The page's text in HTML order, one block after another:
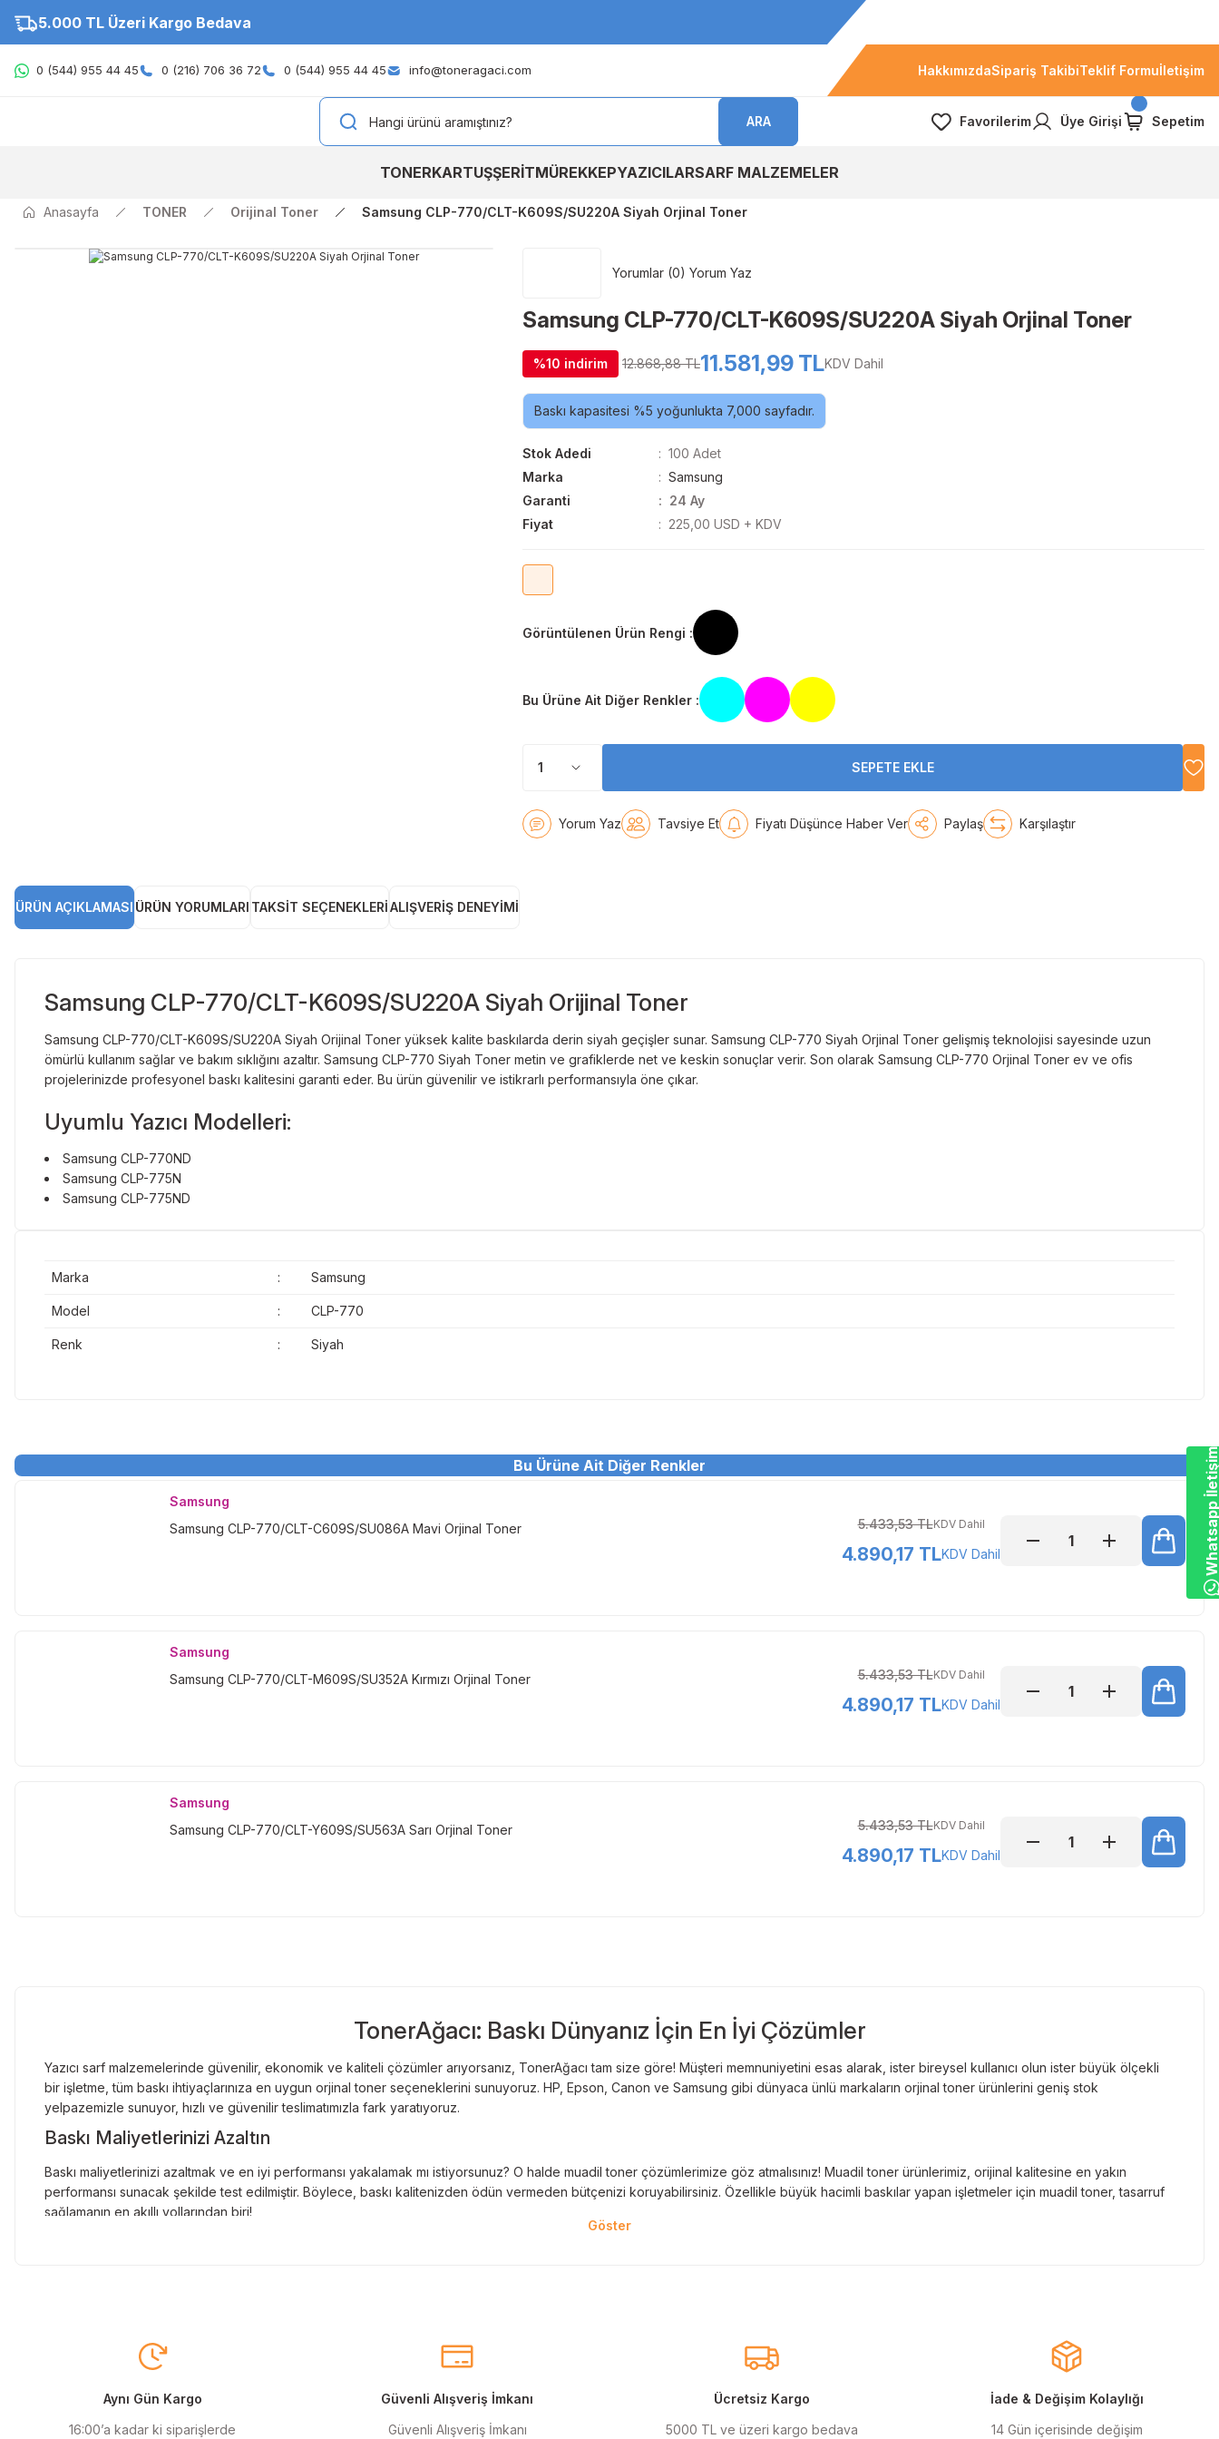
5.000 TL Üzeri Kargo Bedava
0 (544) 955 44 45 0 (216) 706 36 72 0 (544) 955 44 45 info@toneragaci.com HakkımızdaSipariş TakibiTeklif Formuİletişim
ARA Favorilerim Üye Girişi Sepetim
TONERKARTUŞŞERİTMÜREKKEPYAZICILARSARF MALZEMELER
Anasayfa TONER Orijinal Toner Samsung CLP-770/CLT-K609S/SU220A Siyah Orjinal Toner
Yorumlar (0) Yorum Yaz
Samsung CLP-770/CLT-K609S/SU220A Siyah Orjinal Toner
%10 indirim 12.868,88 TL11.581,99 TLKDV Dahil
Baskı kapasitesi %5 yoğunlukta 7,000 sayfadır.
Stok Adedi
100 Adet
Marka
Samsung
Garanti
24 Ay
Fiyat
225,00 USD + KDV
Görüntülenen Ürün Rengi :
Bu Ürüne Ait Diğer Renkler :
SEPETE EKLE
Yorum Yaz Tavsiye Et Fiyatı Düşünce Haber Ver Paylaş Karşılaştır
ÜRÜN AÇIKLAMASI ÜRÜN YORUMLARI TAKSIT SEÇENEKLERIALIŞVERIŞ DENEYIMI
Samsung CLP-770/CLT-K609S/SU220A Siyah Orijinal Toner
Samsung CLP-770/CLT-K609S/SU220A Siyah Orijinal Toner yüksek kalite baskılarda derin siyah geçişler sunar. Samsung CLP-770 Siyah Orjinal Toner gelişmiş teknolojisi sayesinde uzun
ömürlü kullanım sağlar ve bakım sıklığını azaltır. Samsung CLP-770 Siyah Toner metin ve grafiklerde net ve keskin sonuçlar verir. Son olarak Samsung CLP-770 Orjinal Toner ev ve ofis
projelerinizde profesyonel baskı kalitesini garanti eder. Bu ürün güvenilir ve istikrarlı performansıyla öne çıkar.
Uyumlu Yazıcı Modelleri:
Samsung CLP-770ND
Samsung CLP-775N
Samsung CLP-775ND
Marka : Samsung
Model : CLP-770
Renk : Siyah
Bu ürüne ilk yorumu siz yapın!
Sitemize ilk yorumu siz yapın!
Bu Ürüne Ait Diğer Renkler
Samsung
Samsung CLP-770/CLT-C609S/SU086A Mavi Orjinal Toner
5.433,53 TLKDV Dahil
4.890,17 TLKDV Dahil
Samsung
Samsung CLP-770/CLT-M609S/SU352A Kırmızı Orjinal Toner
5.433,53 TLKDV Dahil
4.890,17 TLKDV Dahil
Samsung
Samsung CLP-770/CLT-Y609S/SU563A Sarı Orjinal Toner
5.433,53 TLKDV Dahil
4.890,17 TLKDV Dahil
TonerAğacı: Baskı Dünyanız İçin En İyi Çözümler
Yazıcı sarf malzemelerinde güvenilir, ekonomik ve kaliteli çözümler arıyorsanız, TonerAğacı tam size göre! Müşteri memnuniyetini esas alarak, ister bireysel kullanıcı olun ister büyük ölçekli
bir işletme, tüm baskı ihtiyaçlarınıza en uygun orjinal toner seçeneklerini sunuyoruz. HP, Epson, Canon ve Samsung gibi dünyaca ünlü markaların orjinal toner ürünlerini geniş stok
yelpazemizle sunuyor, hızlı ve güvenilir teslimatımızla fark yaratıyoruz.
Baskı Maliyetlerinizi Azaltın
Baskı maliyetlerinizi azaltmak ve en iyi performansı yakalamak mı istiyorsunuz? O halde muadil toner çözümlerimize göz atmalısınız! Muadil toner ürünlerimiz, orijinal kalitesine en yakın
performansı sunacak şekilde test edilmiştir. Böylece, baskı kalitenizden ödün vermeden bütçenizi koruyabilirsiniz. Özellikle büyük hacimli baskılar yapan işletmeler için muadil toner, tasarruf
sağlamanın en akıllı yollarından biri!
Maliyetleri düşürmek isteyen kullanıcılar için muadil kartuş seçeneklerimiz de mevcuttur. Muadil kartuş, kaliteli baskıyı uygun fiyatlarla almanızı sağlarken, uzun ömürlü ve dayanıklı yapısıyla
Orjinal Mürekkep ile Canlı Baskılar
Aynı Gün Kargo
16:00’a kadar ki siparişlerde
Güvenli Alışveriş İmkanı
Güvenli Alışveriş İmkanı
Ücretsiz Kargo
5000 TL ve üzeri kargo bedava
İade & Değişim Kolaylığı
14 Gün içerisinde değişim